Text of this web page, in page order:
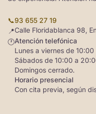
📞93 655 27 19
📍Calle Floridablanca 98,
🕐Atención telefónica
Lunes a viernes de
Sábados de 10:00 a
Domingos cerrado.
Horario presencial
Con cita previa, según